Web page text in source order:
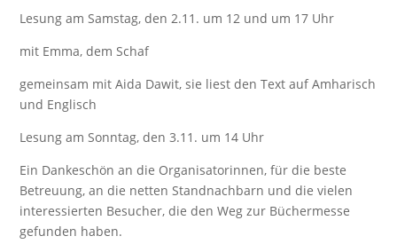
Lesung am Samstag, den 2.11. um 12 und um 17 Uhr
mit Emma, dem Schaf
gemeinsam mit Aida Dawit, sie liest den Text auf Amharisch
und Englisch
Lesung am Sonntag, den 3.11. um 14 Uhr
Ein Dankeschön an die Organisatorinnen, für die beste
Betreuung, an die netten Standnachbarn und die vielen
interessierten Besucher, die den Weg zur Büchermesse
gefunden haben.